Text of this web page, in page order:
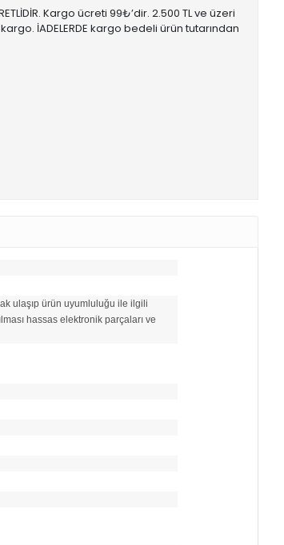
Kargo ücreti 99₺’dir. 2.500 TL ve üzeri
İADELERDE kargo bedeli ürün tutarından
ulaşıp ürün uyumluluğu ile ilgili
hassas elektronik parçaları ve